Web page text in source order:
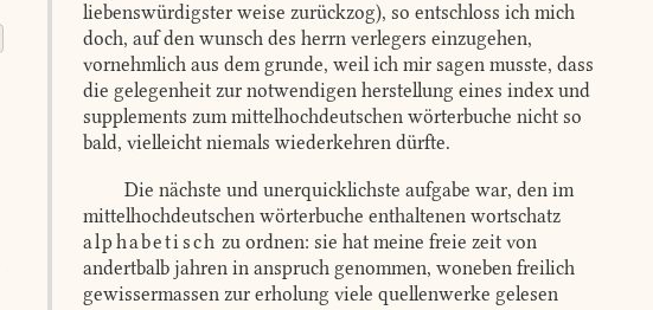
liebenswürdigster weise zurückzog), so entschloss ich mich
doch, auf den wunsch des herrn verlegers einzugehen,
vornehmlich aus dem grunde, weil ich mir sagen musste, dass
die gelegenheit zur notwendigen herstellung eines index und
supplements zum mittelhochdeutschen wörterbuche nicht so
bald, vielleicht niemals wiederkehren dürfte.
Die nächste und unerquicklichste aufgabe war, den im
mittelhochdeutschen wörterbuche enthaltenen wortschatz
alphabetisch zu ordnen: sie hat meine freie zeit von
andertbalb jahren in anspruch genommen, woneben freilich
gewissermassen zur erholung viele quellenwerke gelesen